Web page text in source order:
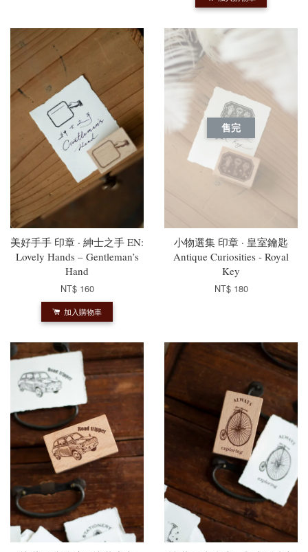
美好手手 印章 · 紳士之手 EN:
Lovely Hands – Gentleman’s
Hand
NT$ 160
加入購物車
售完
小物選集 印章 · 皇室鑰匙
Antique Curiosities - Royal
Key
NT$ 180